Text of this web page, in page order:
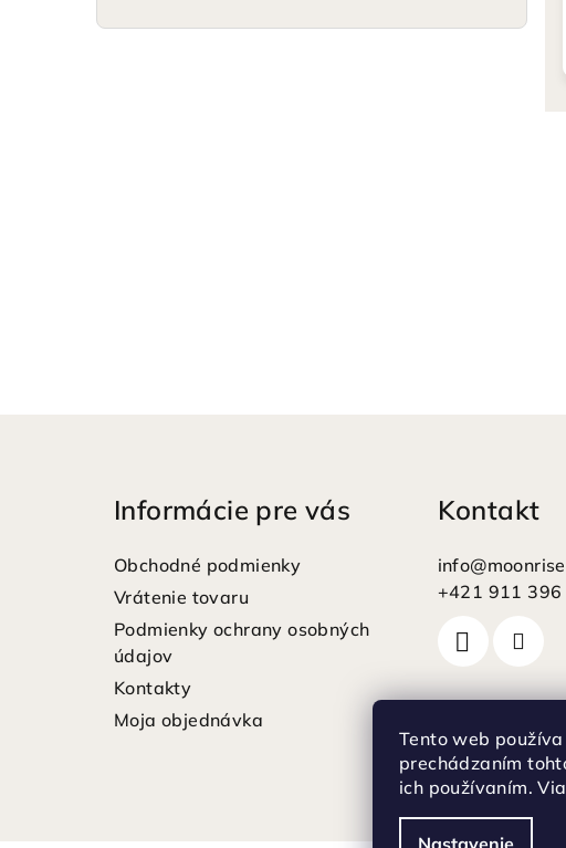
Tento web
prechádzaním
ich používaním.
Nastavenie
Informácie pre vás
Obchodné podmienky
Vrátenie tovaru
Podmienky ochrany osobných
údajov
Kontakty
Moja objednávka
Kontakt
info@
+421 911 396